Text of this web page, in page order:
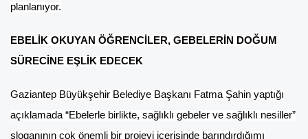
planlanıyor.
EBELİK OKUYAN ÖĞRENCİLER, GEBELERİN DOĞUM
SÜRECİNE EŞLİK EDECEK
Gaziantep Büyükşehir Belediye Başkanı Fatma Şahin yaptığı
açıklamada “Ebelerle birlikte, sağlıklı gebeler ve sağlıklı nesiller”
sloganının çok önemli bir projeyi içerisinde barındırdığımı